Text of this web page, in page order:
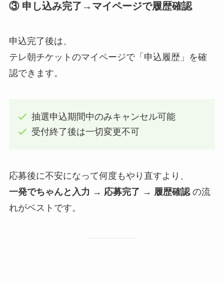
③ 申し込み完了→マイページで履歴確認
申込完了後は、
テレ朝チケットのマイページで「申込履歴」を確
認できます。
抽選申込期間中のみキャンセル可能
受付終了後は一切変更不可
応募後に不安になって何度もやり直すより、
一発でちゃんと入力 → 応募完了 → 履歴確認の流
れがベストです。